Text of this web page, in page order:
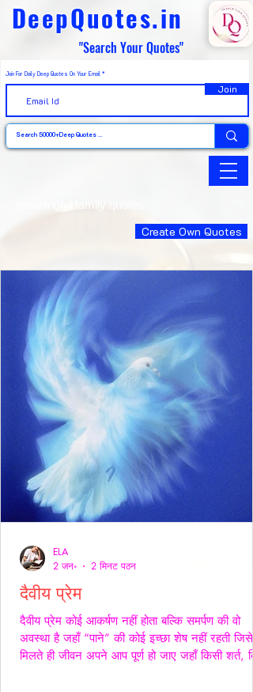
DeepQuotes.in
"Search Your Quotes"
Join For Daily Deep Quotes On Your Email
Join
meaningful family quotes
Create Own Quotes
दैवीय प्रेम
दैवीय प्रेम कोई आकर्षण नहीं होता बल्कि समर्पण की वो
अवस्था है जहाँ “पाने” की कोई इच्छा शेष नहीं रहती जिसे
मिलते ही जीवन अपने आप पूर्ण हो जाए जहाँ किसी शर्त,
ELA
2 जन॰
2 मिनट पठन